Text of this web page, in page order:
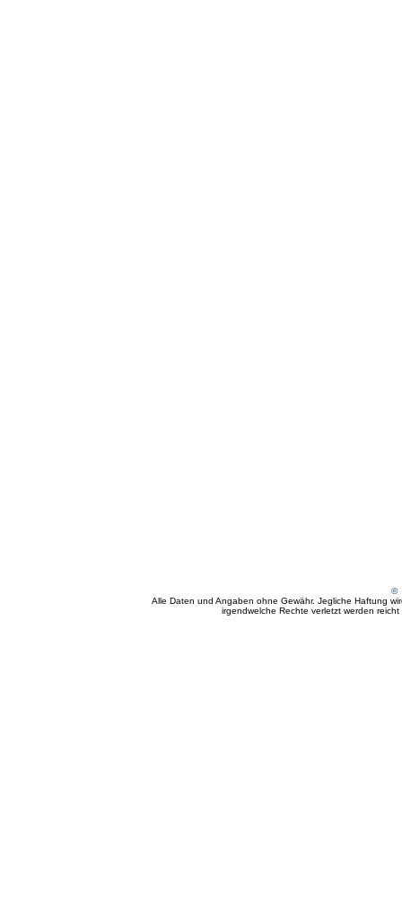
©
Alle Daten und Angaben ohne Gewähr. Jegliche Haftung
irgendwelche Rechte verletzt werden